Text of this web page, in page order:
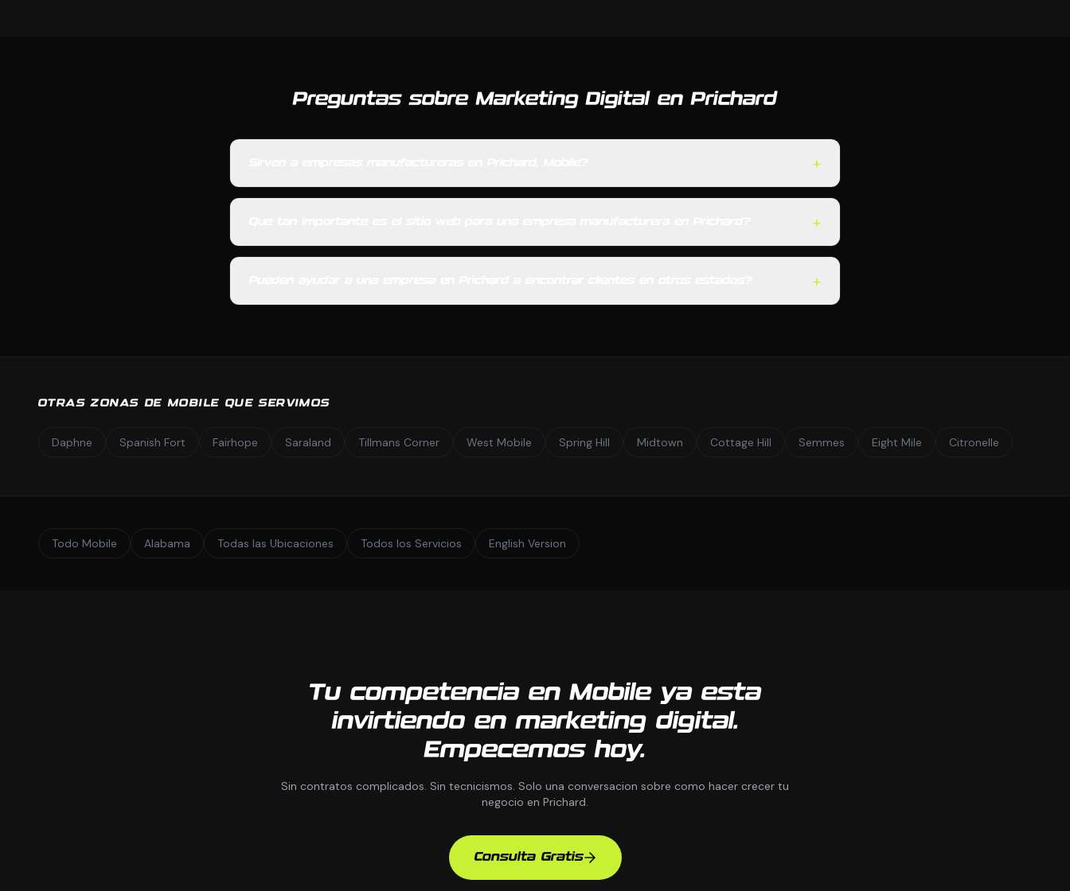
Preguntas sobre Marketing Digital en Prichard
+
+
+
OTRAS ZONAS DE MOBILE QUE SERVIMOS
Daphne Spanish Fort Fairhope Saraland Tillmans Corner West Mobile Spring Hill Midtown Cottage Hill Semmes Eight Mile Citronelle
Todo Mobile Alabama Todas las Ubicaciones Todos los Servicios English Version
Tu competencia en Mobile ya esta
invirtiendo en marketing digital.
Empecemos hoy.
Sin contratos complicados. Sin tecnicismos. Solo una conversacion sobre como hacer crecer tu
negocio en Prichard.
Consulta Gratis